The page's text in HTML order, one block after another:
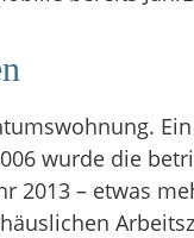
wurde die
2013 – etwas